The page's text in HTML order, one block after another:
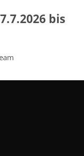
bis